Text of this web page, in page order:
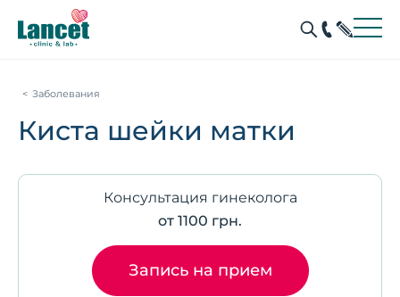
Заболевания
Киста шейки матки
Консультация гинеколога
от 1100 грн.
Запись на прием